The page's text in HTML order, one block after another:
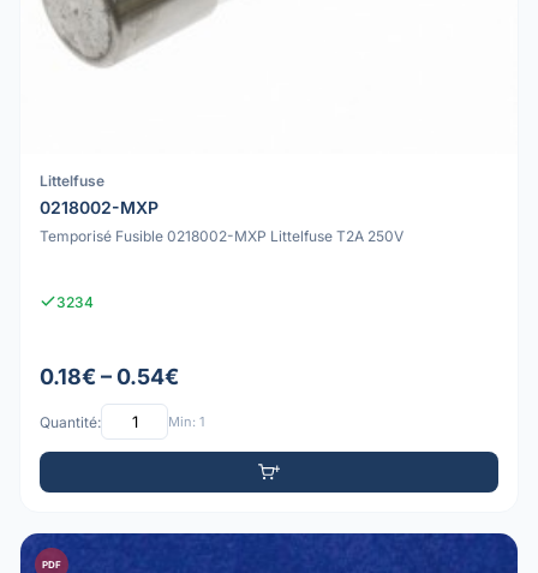
Littelfuse
0218002-MXP
Temporisé Fusible 0218002-MXP Littelfuse T2A 250V
3234
0.18€ – 0.54€
Quantité: Min: 1
PDF